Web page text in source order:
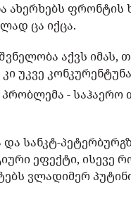
ახერხებს ფრონტის
ცა იქცა.
აქვს
უკვე
პრობლემა - საჰაერო
და სანკტ-
ეფექტი, ისევე
ვლადიმერ